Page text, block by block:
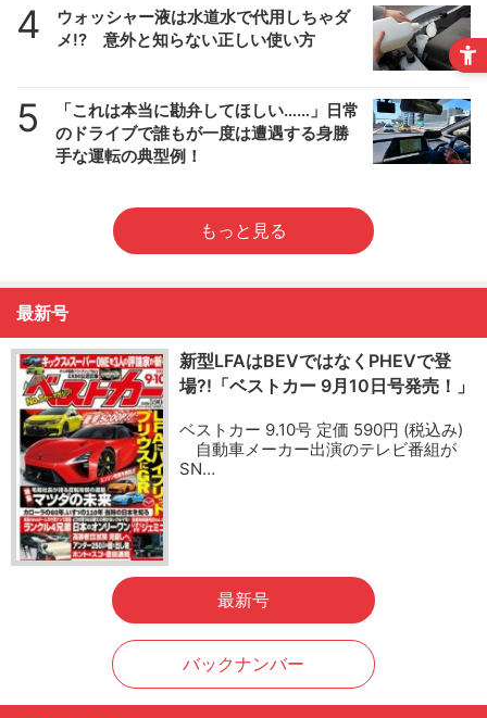
4
ウォッシャー液は水道水で代用しちゃダ
メ!? 意外と知らない正しい使い方
5
「これは本当に勘弁してほしい……」日常
のドライブで誰もが一度は遭遇する身勝
手な運転の典型例！
もっと見る
最新号
新型LFAはBEVではなくPHEVで登
場?!「ベストカー 9月10日号発売！」
ベストカー 9.10号 定価 590円 (税込み)
自動車メーカー出演のテレビ番組が
SN…
最新号
バックナンバー